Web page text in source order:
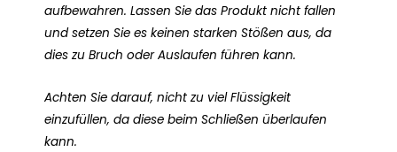
aufbewahren. Lassen Sie das Produkt nicht fallen
und setzen Sie es keinen starken Stößen aus, da
dies zu Bruch oder Auslaufen führen kann.
Achten Sie darauf, nicht zu viel Flüssigkeit
einzufüllen, da diese beim Schließen überlaufen
kann.